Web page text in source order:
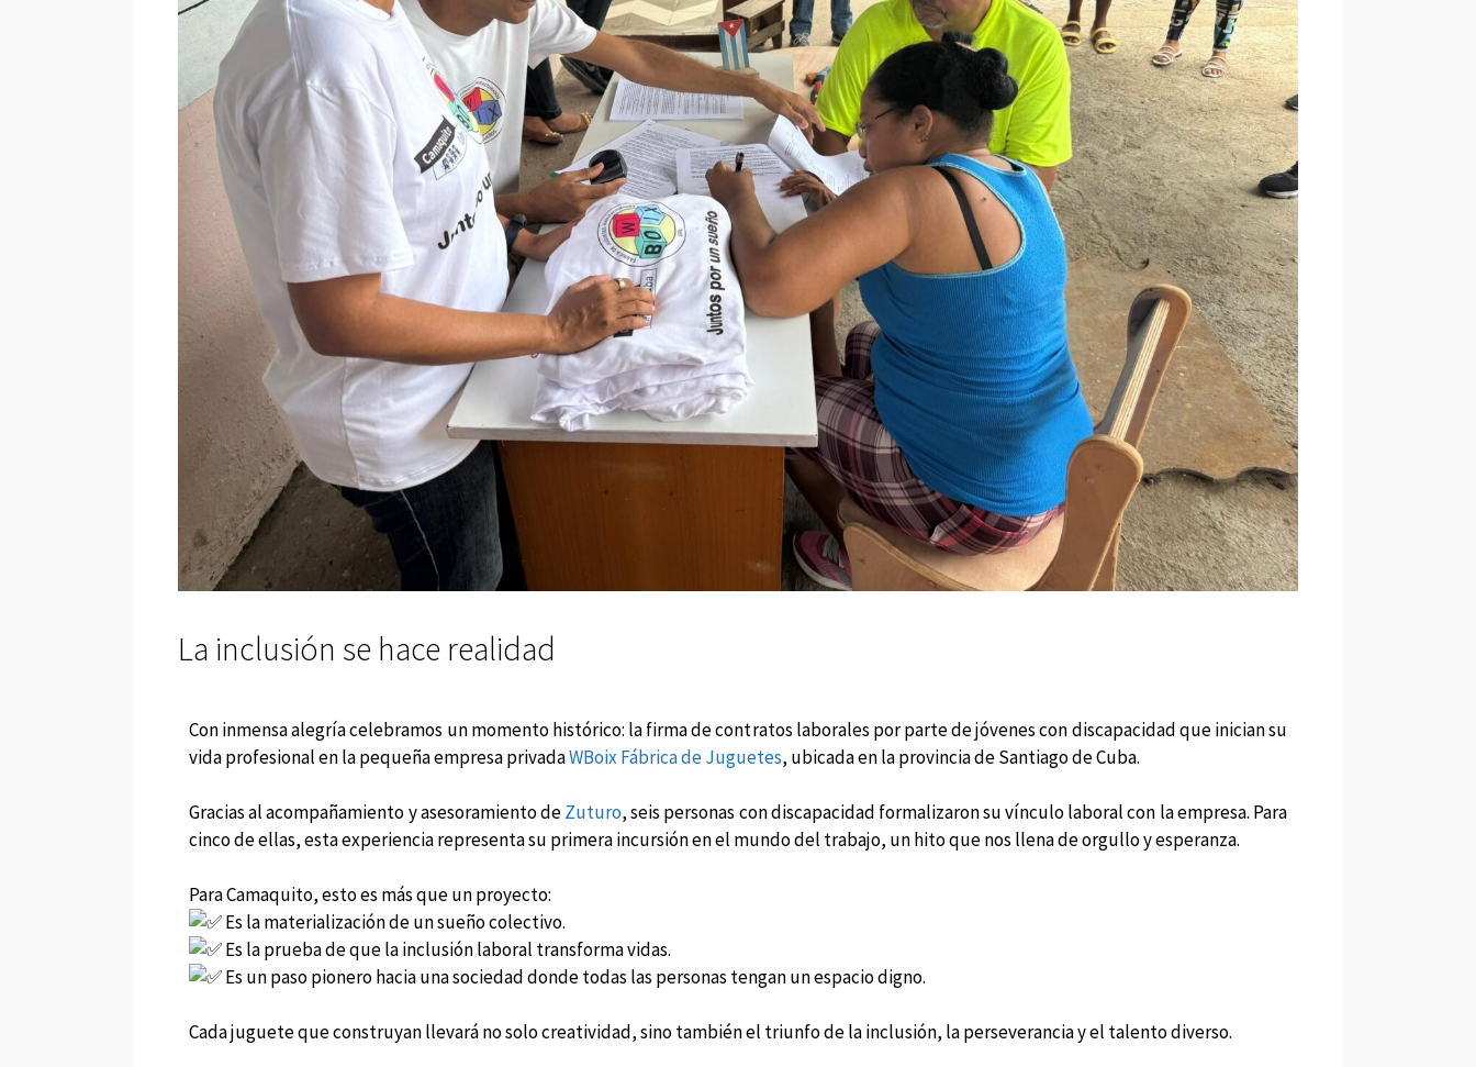
La inclusión se hace realidad
Con inmensa alegría celebramos un momento histórico: la firma de contratos laborales por parte de jóvenes con discapacidad que inician su
vida profesional en la pequeña empresa privadaWBoix Fábrica de Juguetes, ubicada en la provincia de Santiago de Cuba.
Gracias al acompañamiento y asesoramiento deZuturo, seis personas con discapacidad formalizaron su vínculo laboral con la empresa. Para
cinco de ellas, esta experiencia representa su primera incursión en el mundo del trabajo, un hito que nos llena de orgullo y esperanza.
Para Camaquito, esto es más que un proyecto:
Es la materialización de un sueño colectivo.
Es la prueba de que la inclusión laboral transforma vidas.
Es un paso pionero hacia una sociedad donde todas las personas tengan un espacio digno.
Cada juguete que construyan llevará no solo creatividad, sino también el triunfo de la inclusión, la perseverancia y el talento diverso.